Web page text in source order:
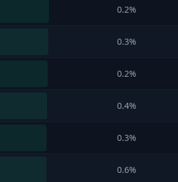
0.2%
0.3%
0.2%
0.4%
0.3%
0.6%